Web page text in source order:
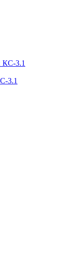
3.1